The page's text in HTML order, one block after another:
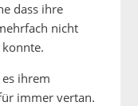
dass ihre
nicht
ihrem
immer vertan.